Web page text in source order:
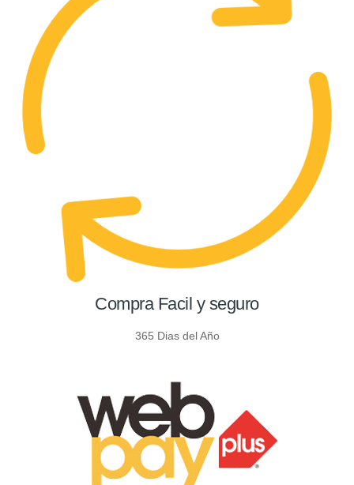
Compra Facil y seguro
365 Dias del Año